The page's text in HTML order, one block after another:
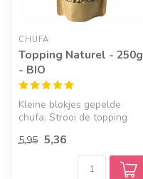
CHUFA
Topping Naturel - 250g
- BIO
Kleine blokjes gepelde
chufa. Strooi de topping
harti...
5,95 5,36